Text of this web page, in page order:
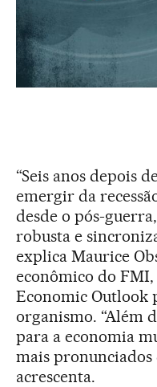
“Seis anos depois
emergir da
desde o pós-
robusta e
explica Maurice
econômico do
Economic Outlook
organismo. “Além
para a economia
mais pronunciados
acrescenta.